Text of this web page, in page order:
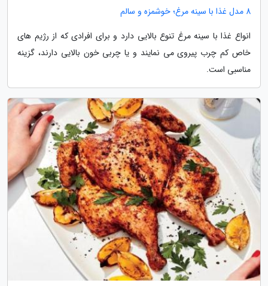
8 مدل غذا با سینه مرغ؛ خوشمزه و سالم
انواع غذا با سینه مرغ تنوع بالایی دارد و برای افرادی که از رژیم های
خاص کم چرب پیروی می نمایند و یا چربی خون بالایی دارند، گزینه
مناسبی است.